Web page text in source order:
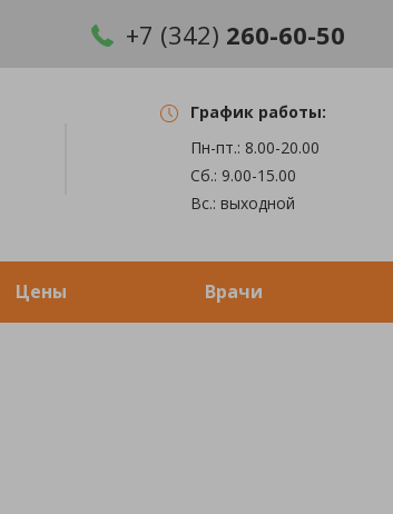
+7 (342) 260-60-50
График работы:
Пн-пт.: 8.00-20.00
Сб.: 9.00-15.00
Вс.: выходной
Цены Врачи